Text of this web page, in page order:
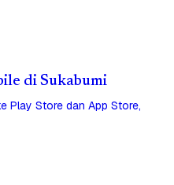
di Sukabumi
Play Store dan App Store,